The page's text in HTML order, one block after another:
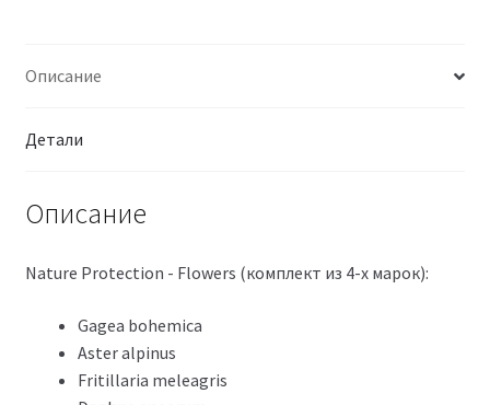
Описание
Детали
Описание
Nature Protection - Flowers (комплект из 4-х марок):
Gagea bohemica
Aster alpinus
Fritillaria meleagris